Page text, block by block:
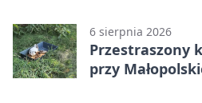
6 sierpnia 2026
Przestraszony
przy